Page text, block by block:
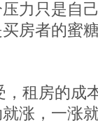
力只是自
房者的蜜
租房的成
涨，一涨